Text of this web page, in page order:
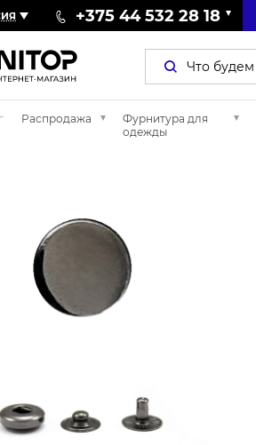
+375 44 532 28 18
Распродажа
Фурнитура для
одежды